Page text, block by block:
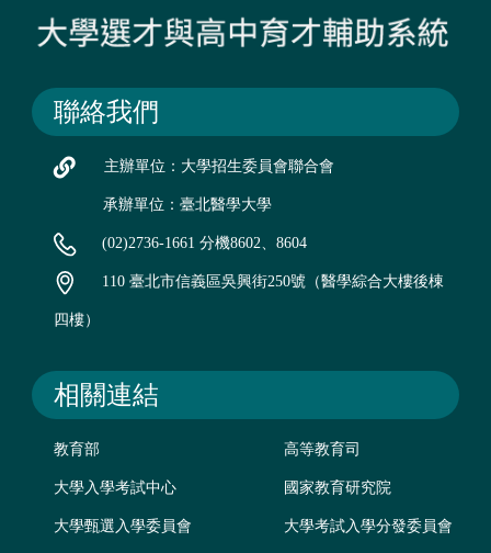
聯絡我們
主辦單位：大學招生委員會聯合會
承辦單位：臺北醫學大學
(02)2736-1661 分機8602、8604
110 臺北市信義區吳興街250號（醫學綜合大樓後棟
四樓）
相關連結
教育部 高等教育司
大學入學考試中心 國家教育研究院
大學甄選入學委員會 大學考試入學分發委員會